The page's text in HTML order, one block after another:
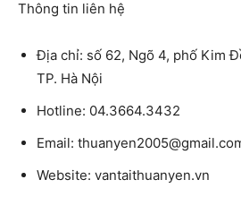
Thông tin liên hệ
Địa chỉ: số 62, Ngõ 4, phố Kim
TP. Hà Nội
Hotline: 04.3664.3432
Email:
Website: vantaithuanyen.vn